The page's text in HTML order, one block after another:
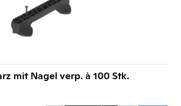
mit Nagel verp. à 100 Stk.